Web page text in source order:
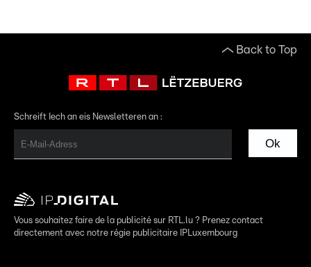
Back to Top
Schreift Iech an eis Newsletteren an :
Ok
Vous souhaitez faire de la publicité sur RTL.lu ? Prenez contact
directement avec notre régie publicitaire IPLuxembourg